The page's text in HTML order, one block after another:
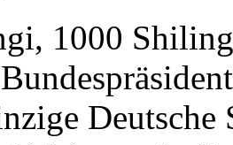
1000
Deutsche